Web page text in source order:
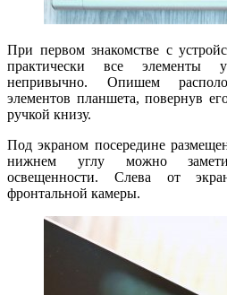
При первом знакомстве с
практически все элементы
непривычно. Опишем
элементов планшета, повернув
ручкой книзу.
Под экраном посередине
нижнем углу можно
освещенности. Слева от
фронтальной камеры.